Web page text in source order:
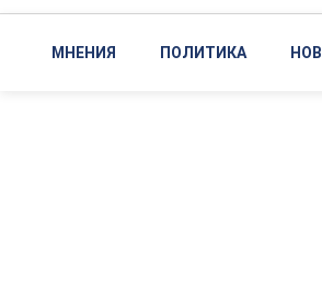
МНЕНИЯ ПОЛИТИКА